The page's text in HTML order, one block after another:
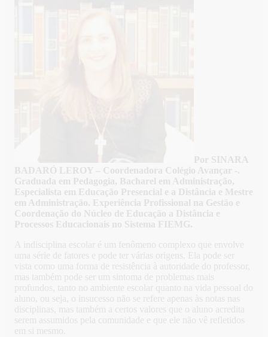
Por SINARA
BADARÓ LEROY – Coordenadora Colégio Avançar -.
Graduada em Pedagogia, Bacharel em Administração,
Especialista em Educação Presencial e a Distância e Mestre
em Administração. Experiência Profissional na Gestão e
Coordenação do Núcleo de Educação a Distância e
Processos Educacionais no Sistema FIEMG.
A indisciplina escolar é um fenômeno complexo que envolve
uma série de fatores e pode ter várias origens. Ela pode ser
vista como uma forma de resistência à autoridade do professor,
mas também pode ser um sintoma de problemas mais
profundos, tanto no ambiente escolar quanto na vida pessoal do
aluno, ou seja, o insucesso não se refere apenas às notas nas
disciplinas, mas também a certos valores que o aluno acredita
serem assumidos pela comunidade e que ele não vê refletidos
em si mesmo.